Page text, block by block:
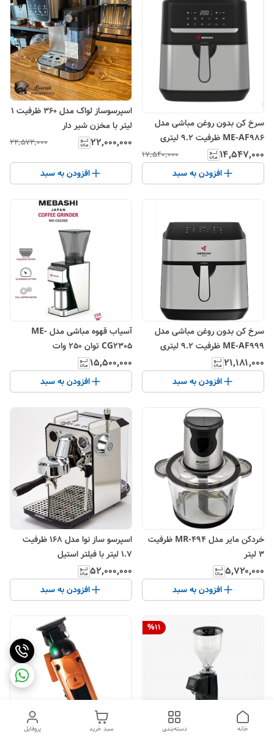
سرخ کن بدون روغن مباشی مدل
ME-AF986 ظرفیت ۹.۲ لیتری
۱۴٬۵۴۷٬۰۰۰ ۱۷٬۵۴۰٬۰۰۰
افزودن به سبد
اسپرسوساز لواک مدل 360 ظرفیت ۱
لیتر با مخزن شیر دار
۲۲٬۰۰۰٬۰۰۰ ۲۲٬۵۷۲٬۰۰۰
افزودن به سبد
سرخ کن بدون روغن مباشی مدل
ME-AF999 ظرفیت ۹.۲ لیتری
۲۱٬۱۸۱٬۰۰۰
افزودن به سبد
آسیاب قهوه مباشی مدل ME-
CG2305 توان 250 وات
۱۵٬۵۰۰٬۰۰۰
افزودن به سبد
خردکن مایر مدل MR-494 ظرفیت
۳ لیتر
۵٬۷۲۰٬۰۰۰
افزودن به سبد
اسپرسو ساز نوا مدل 168 ظرفیت
۱.۷ لیتر با فیلتر استیل
۵۲٬۰۰۰٬۰۰۰
افزودن به سبد
%11
پروفایل سبد خرید دسته‌بندی خانه